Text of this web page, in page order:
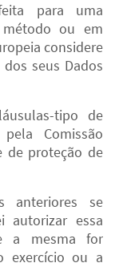
para uma
ou em
considere
seus Dados
tipo de
Comissão
de proteção de
anteriores se
autorizar essa
a mesma for
exercício ou a